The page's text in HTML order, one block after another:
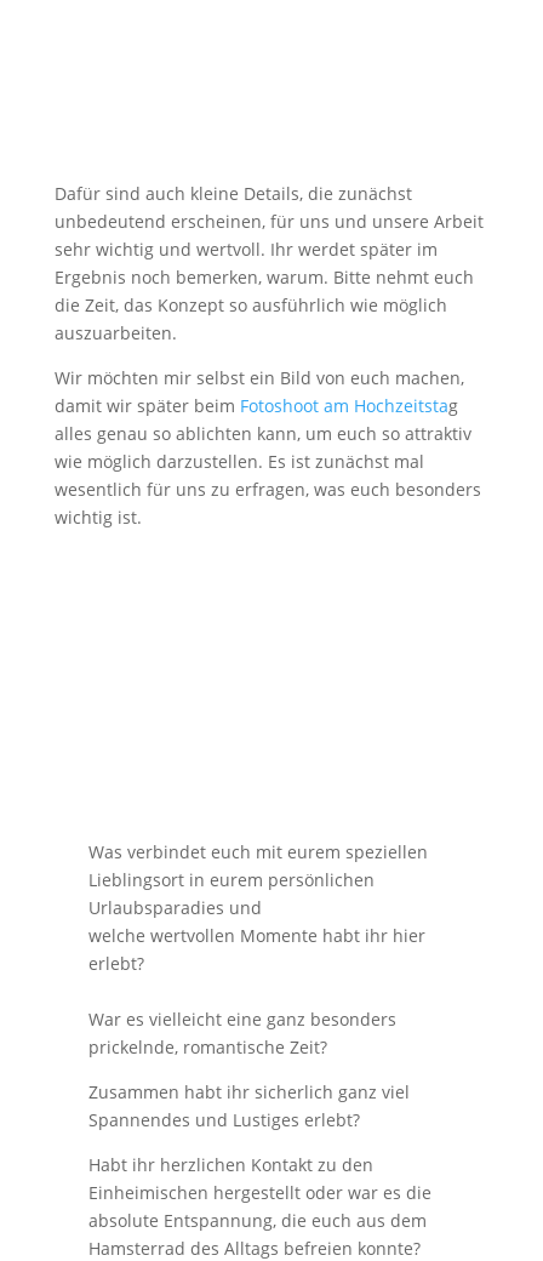
Dafür sind auch kleine Details, die zunächst
unbedeutend erscheinen, für uns und unsere Arbeit
sehr wichtig und wertvoll. Ihr werdet später im
Ergebnis noch bemerken, warum. Bitte nehmt euch
die Zeit, das Konzept so ausführlich wie möglich
auszuarbeiten.
Wir möchten mir selbst ein Bild von euch machen,
damit wir später beim Fotoshoot am Hochzeitstag
alles genau so ablichten kann, um euch so attraktiv
wie möglich darzustellen. Es ist zunächst mal
wesentlich für uns zu erfragen, was euch besonders
wichtig ist.
Was verbindet euch mit eurem speziellen
Lieblingsort in eurem persönlichen
Urlaubsparadies und
welche wertvollen Momente habt ihr hier
erlebt?
War es vielleicht eine ganz besonders
prickelnde, romantische Zeit?
Zusammen habt ihr sicherlich ganz viel
Spannendes und Lustiges erlebt?
Habt ihr herzlichen Kontakt zu den
Einheimischen hergestellt oder war es die
absolute Entspannung, die euch aus dem
Hamsterrad des Alltags befreien konnte?